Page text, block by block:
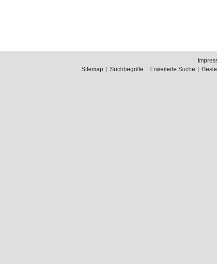
Sitemap
Suchbegriffe Erweiterte Suche